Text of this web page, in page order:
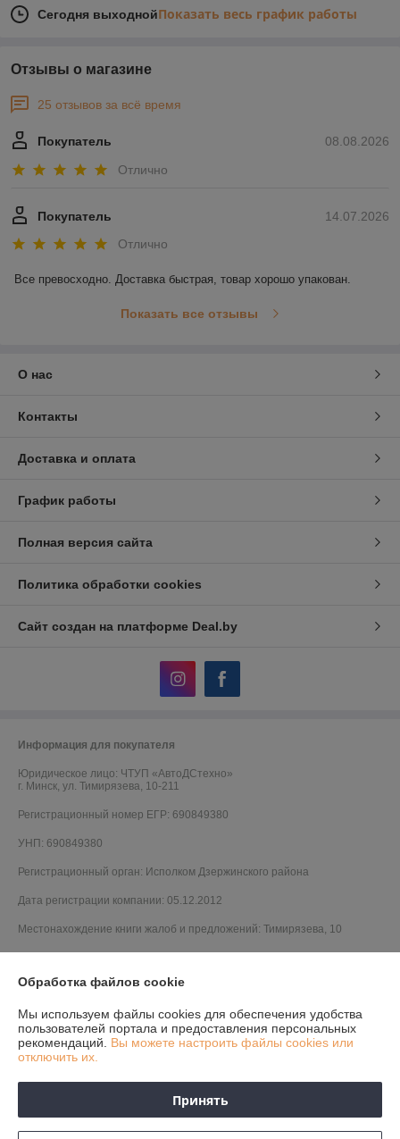
Сегодня выходнойПоказать весь график работы
Отзывы о магазине
25 отзывов за всё время
08.08.2026
Покупатель
Отлично
14.07.2026
Покупатель
Отлично
Все превосходно. Доставка быстрая, товар хорошо упакован.
Показать все отзывы
О нас
Контакты
Доставка и оплата
График работы
Полная версия сайта
Политика обработки cookies
Сайт создан на платформе Deal.by
Информация для покупателя
Юридическое лицо: ЧТУП «АвтоДСтехно»
г. Минск, ул. Тимирязева, 10-211
Регистрационный номер ЕГР: 690849380
УНП: 690849380
Регистрационный орган: Исполком Дзержинского района
Дата регистрации компании: 05.12.2012
Местонахождение книги жалоб и предложений: Тимирязева, 10
Обработка файлов cookie
Мы используем файлы cookies для обеспечения удобства
пользователей портала и предоставления персональных
рекомендаций. Вы можете настроить файлы cookies или
отключить их.
Принять